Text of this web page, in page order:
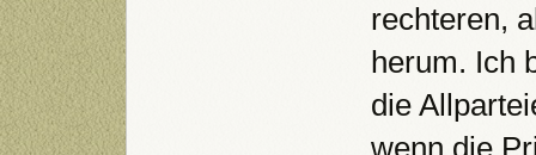
rechteren,
herum. Ich
die
wenn die